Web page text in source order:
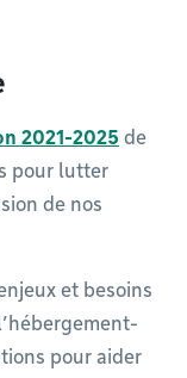
2021-2025 de
pour lutter
de nos
et besoins
pour aider